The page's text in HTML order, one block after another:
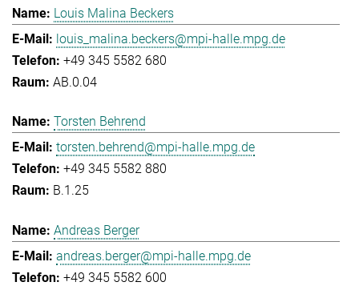
Louis Malina Beckers
louis_malina.beckers@mpi-halle.mpg.de
+49 345 5582 680
AB.0.04
Torsten Behrend
torsten.behrend@mpi-halle.mpg.de
+49 345 5582 880
B.1.25
Andreas Berger
andreas.berger@mpi-halle.mpg.de
+49 345 5582 600